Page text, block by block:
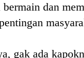
dan
gak ada